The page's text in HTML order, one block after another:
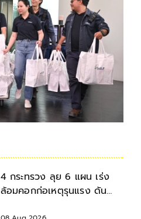
4 กระทรวง ลุย 6 แผน เร่ง
ล้อมคอกก่อเหตุรุนแรง ดัน